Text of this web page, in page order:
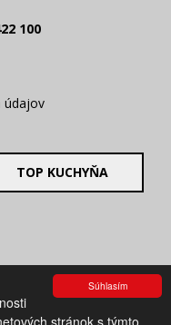
Súhlasím
stránok s týmto
100
údajov
TOP KUCHYŇA
Created by CTS Europe